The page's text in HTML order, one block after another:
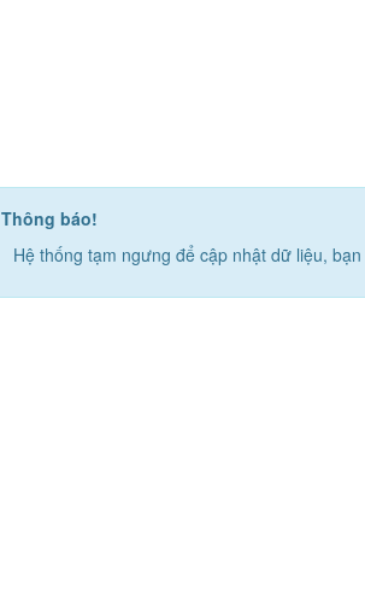
Thông báo!
Hệ thống tạm ngưng để cập nhật dữ liệu,